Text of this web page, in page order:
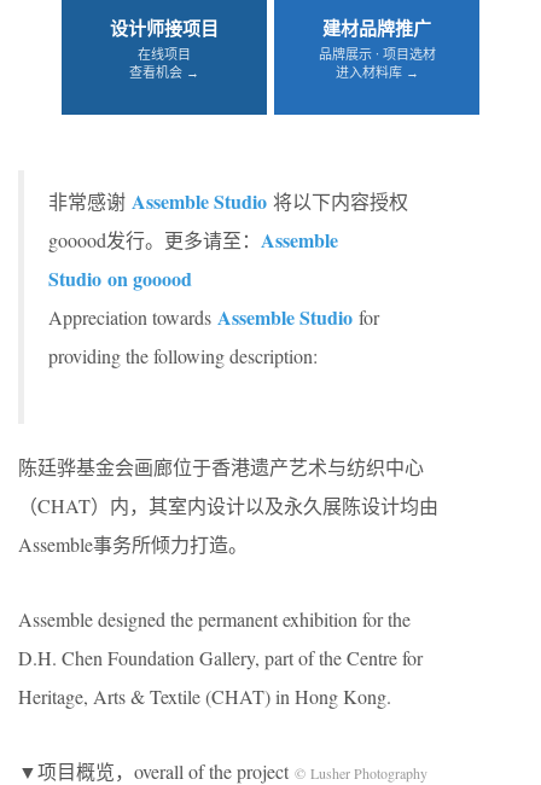
设计师接项目
在线项目
查看机会 →
建材品牌推广
品牌展示 · 项目选材
进入材料库 →
非常感谢 Assemble Studio 将以下内容授权
gooood发行。更多请至： Assemble
Studio on gooood
Appreciation towards Assemble Studio for
providing the following description:
陈廷骅基金会画廊位于香港遗产艺术与纺织中心
（CHAT）内，其室内设计以及永久展陈设计均由
Assemble事务所倾力打造。
Assemble designed the permanent exhibition for the
D.H. Chen Foundation Gallery, part of the Centre for
Heritage, Arts & Textile (CHAT) in Hong Kong.
▼项目概览，overall of the project © Lusher Photography